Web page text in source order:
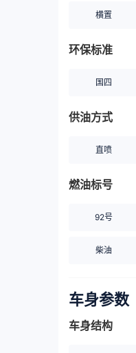
横置
环保标准
国四
供油方式
直喷
燃油标号
92号
柴油
车身参数
车身结构